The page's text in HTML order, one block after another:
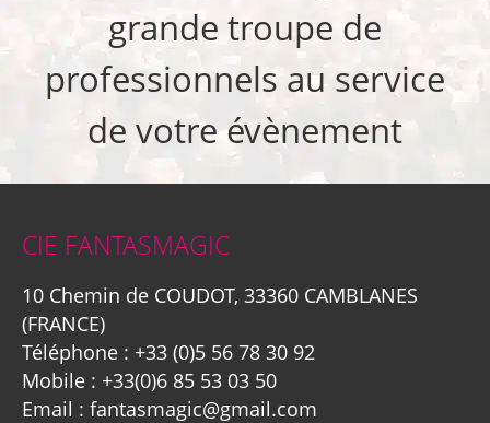
grande troupe de
professionnels au service
de votre évènement
CIE FANTASMAGIC
10 Chemin de COUDOT, 33360 CAMBLANES
(FRANCE)
Téléphone : +33 (0)5 56 78 30 92
Mobile : +33(0)6 85 53 03 50
Email : fantasmagic@gmail.com